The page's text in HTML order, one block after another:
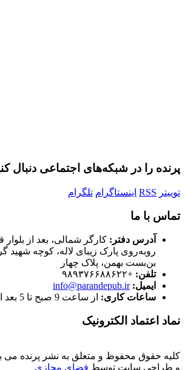
پرنده را در شبکه‌های اجتماعی دنبال
توییتر RSS اینستاگرام تلگرام
تماس با ما
آدرس دفتر: کارگر شمالی، بعد از
روبه‌روی پارک زیبای لاله، کوچه شهید
بن‌بست بهمن، پلاک چهار
تلفن: +۹۸۹۳۷۶۶۸۸۶۲۲
ایمیل: info@parandepub.ir
ساعات کاری: از ساعت 9 صبح تا 5 بعد از ظهر
نماد اعتماد الکترونیک
کلیه حقوق محفوظ و متعلق به نشر پرنده می
و طراحی سایت توسط فضای مجازی